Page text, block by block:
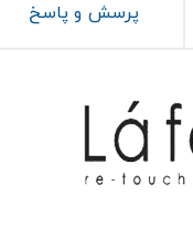
پرسش و پاسخ